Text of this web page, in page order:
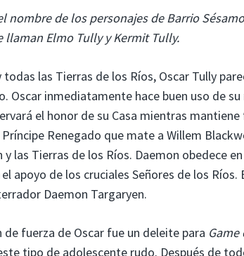
de los personajes de Barrio
llaman Elmo Tully y Kermit Tully.
las Tierras de los Ríos, Oscar Tully
Oscar inmediatamente hace buen uso de
el honor de su Casa mientras
Renegado que mate a Willem
las Tierras de los Ríos. Daemon obedece
apoyo de los cruciales Señores de los Ríos.
Daemon Targaryen.
fuerza de Oscar fue un deleite para
tipo de adolescente rudo. Después de